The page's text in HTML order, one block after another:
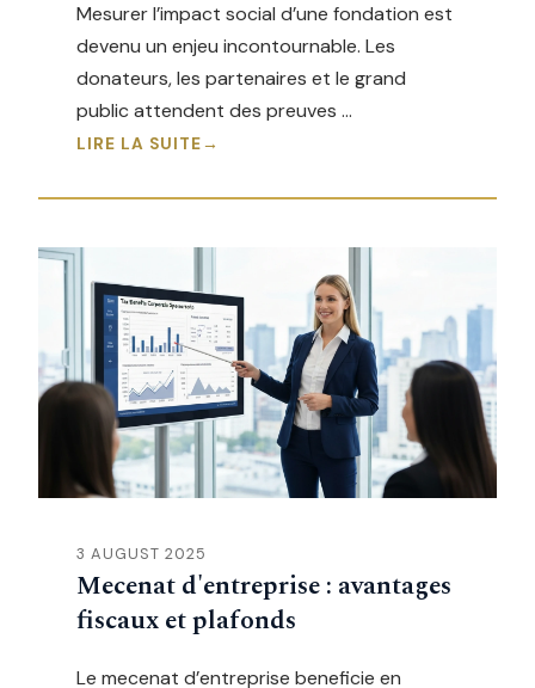
Mesurer l’impact social d’une fondation est
devenu un enjeu incontournable. Les
donateurs, les partenaires et le grand
public attendent des preuves …
LIRE LA SUITE
3 AUGUST 2025
Mecenat d'entreprise : avantages
fiscaux et plafonds
Le mecenat d’entreprise beneficie en